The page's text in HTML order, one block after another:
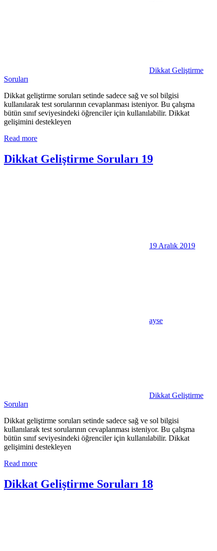
Dikkat Geliştirme
Soruları
Dikkat geliştirme soruları setinde sadece sağ ve sol bilgisi
kullanılarak test sorularının cevaplanması isteniyor. Bu çalışma
bütün sınıf seviyesindeki öğrenciler için kullanılabilir. Dikkat
gelişimini destekleyen
Read more
Dikkat Geliştirme Soruları 19
19 Aralık 2019
ayse
Dikkat Geliştirme
Soruları
Dikkat geliştirme soruları setinde sadece sağ ve sol bilgisi
kullanılarak test sorularının cevaplanması isteniyor. Bu çalışma
bütün sınıf seviyesindeki öğrenciler için kullanılabilir. Dikkat
gelişimini destekleyen
Read more
Dikkat Geliştirme Soruları 18